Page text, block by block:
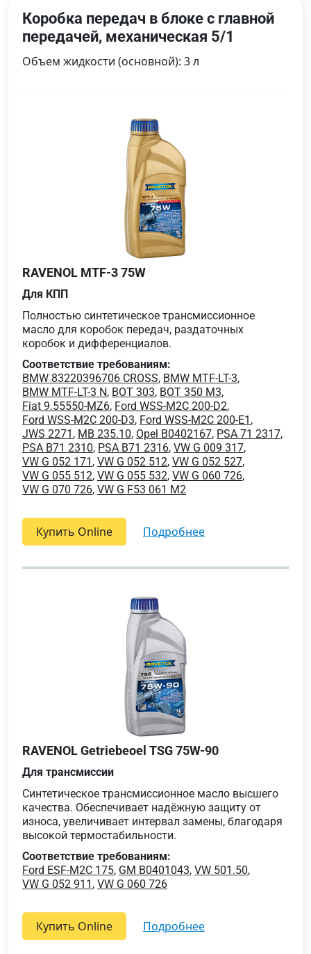
Коробка передач в блоке с главной
передачей, механическая 5/1
Объем жидкости (основной): 3 л
RAVENOL MTF-3 75W
Для КПП
Полностью синтетическое трансмиссионное
масло для коробок передач, раздаточных
коробок и дифференциалов.
Соответствие требованиям:
BMW 83220396706 CROSS, BMW MTF-LT-3,
BMW MTF-LT-3 N, BOT 303, BOT 350 M3,
Fiat 9.55550-MZ6, Ford WSS-M2C 200-D2,
Ford WSS-M2C 200-D3, Ford WSS-M2C 200-E1 ,
JWS 2271 , MB 235.10, Opel B0402167, PSA 71 2317,
PSA B71 2310, PSA B71 2316, VW G 009 317,
VW G 052 171 , VW G 052 512, VW G 052 527,
VW G 055 512, VW G 055 532, VW G 060 726,
VW G 070 726, VW G F53 061 M2
Купить Online подробнее
RAVENOL Getriebeoel TSG 75W-90
Для трансмиссии
Синтетическое трансмиссионное масло высшего
качества. Обеспечивает надёжную защиту от
износа, увеличивает интервал замены, благодаря
высокой термостабильности.
Соответствие требованиям:
Ford ESF-M2C 175, GM B0401043, VW 501.50,
VW G 052 911 , VW G 060 726
Купить Online подробнее